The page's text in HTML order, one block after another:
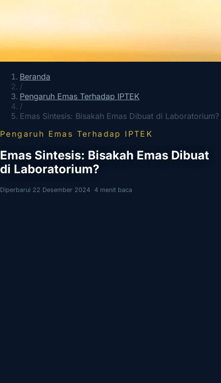
Beranda
/
Pengaruh Emas Terhadap IPTEK
/
Emas Sintesis: Bisakah Emas Dibuat di Laboratorium?
Pengaruh Emas Terhadap IPTEK
Emas Sintesis: Bisakah Emas Dibuat
di Laboratorium?
Diperbarui 22 Desember 2024 ·4 menit baca